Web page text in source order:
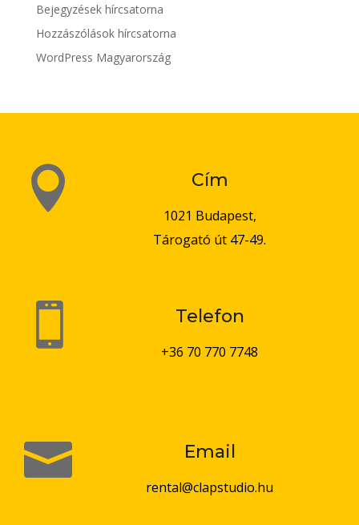
Bejegyzések hírcsatorna
Hozzászólások hírcsatorna
WordPress Magyarország
 Cím
1021 Budapest,
Tárogató út 47-49.
 Telefon
+36 70 770 7748
 Email
rental@clapstudio.hu